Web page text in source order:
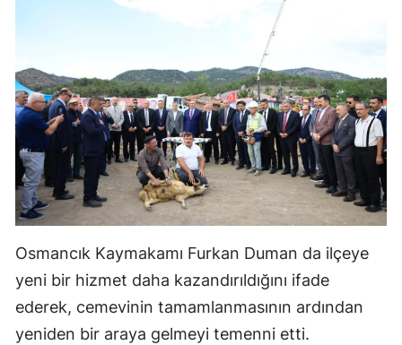
Kars
Kastamonu
Kayseri
Kırklareli
Kırşehir
Kocaeli
Konya
Kütahya
Osmancık Kaymakamı Furkan Duman da ilçeye
yeni bir hizmet daha kazandırıldığını ifade
ederek, cemevinin tamamlanmasının ardından
yeniden bir araya gelmeyi temenni etti.